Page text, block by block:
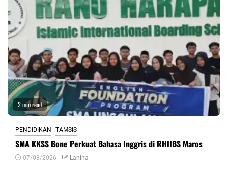
2 min read
PENDIDIKAN TAMSIS
SMA KKSS Bone Perkuat Bahasa Inggris di RHIIBS Maros
07/08/2026 Lanina